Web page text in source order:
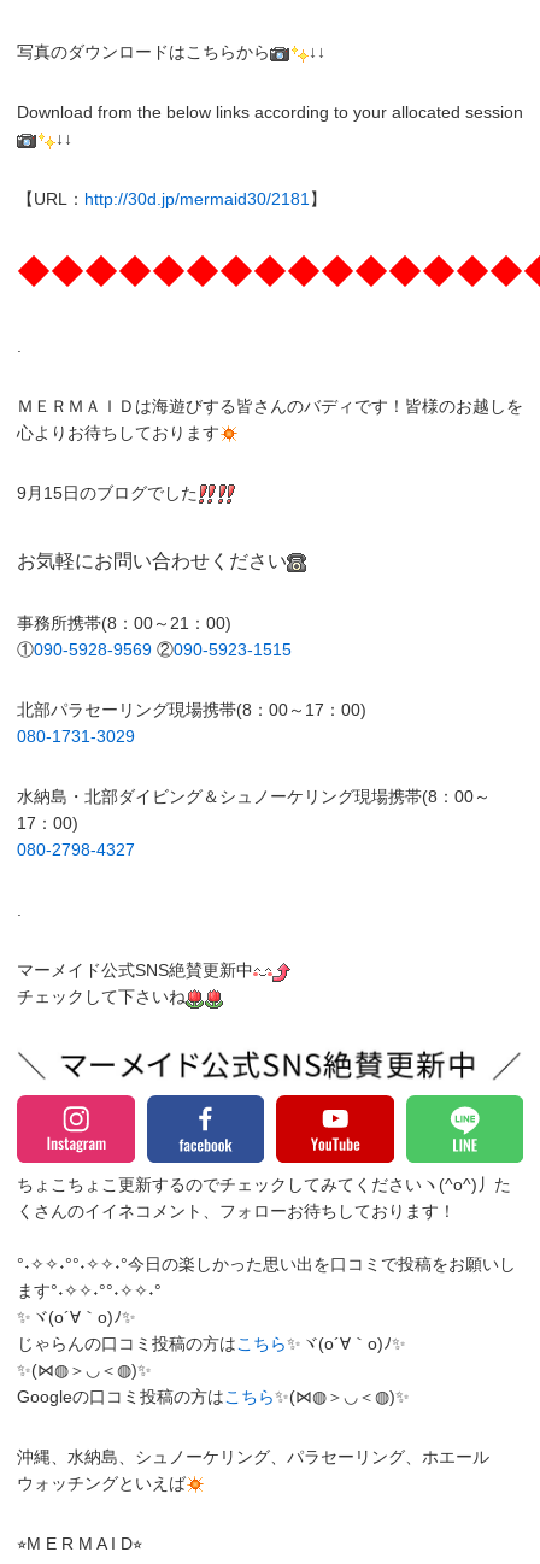
写真のダウンロードはこちらから ↓↓
Download from the below links according to your allocated session
↓↓
【URL： http://30d.jp/mermaid30/2181 】
ＭＥＲＭＡＩＤは海遊びする皆さんのバディです！皆様のお越しを
心よりお待ちしております
9月15日のブログでした
お気軽にお問い合わせください
事務所携帯(8：00～21：00)
①090-5928-9569 ②090-5923-1515
北部パラセーリング現場携帯(8：00～17：00)
080-1731-3029
水納島・北部ダイビング＆シュノーケリング現場携帯(8：00～
17：00)
080-2798-4327
.
マーメイド公式SNS絶賛更新中
チェックして下さいね
ちょこちょこ更新するのでチェックしてみてくださいヽ(^o^)丿 た
くさんのイイネコメント、フォローお待ちしております！
°˖✧✧˖°°˖✧✧˖°今日の楽しかった思い出を口コミで投稿をお願いし
ます°˖✧✧˖°°˖✧✧˖°
✨ヾ(o´∀｀o)ﾉ✨
じゃらんの口コミ投稿の方はこちら✨ヾ(o´∀｀o)ﾉ✨
✨(⋈◍＞◡＜◍)✨
Googleの口コミ投稿の方はこちら✨(⋈◍＞◡＜◍)✨
沖縄、水納島、シュノーケリング、パラセーリング、ホエール
ウォッチングといえば
⭐︎M E R M A I D⭐︎